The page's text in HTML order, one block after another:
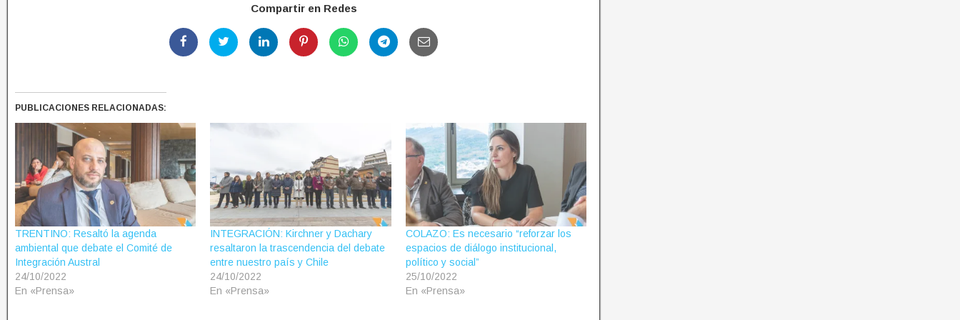
Compartir en Redes
PUBLICACIONES RELACIONADAS:
TRENTINO: Resaltó la agenda
ambiental que debate el Comité de
Integración Austral
24/10/2022
En «Prensa»
INTEGRACIÓN: Kirchner y Dachary
resaltaron la trascendencia del debate
entre nuestro país y Chile
24/10/2022
En «Prensa»
COLAZO: Es necesario “reforzar los
espacios de diálogo institucional,
político y social”
25/10/2022
En «Prensa»